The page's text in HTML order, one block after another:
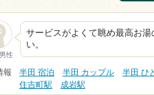
性
サービスがよくて眺め最高お
い。
報 半田 宿泊 半田 カップル 半田 ひ
住吉町駅
成岩駅